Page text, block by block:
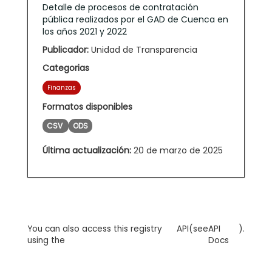
Detalle de procesos de contratación
pública realizados por el GAD de Cuenca en
los años 2021 y 2022
Publicador: Unidad de Transparencia
Categorias
Finanzas
Formatos disponibles
CSV ODS
Última actualización: 20 de marzo de 2025
You can also access this registry
using the
API(seeAPI
Docs
).